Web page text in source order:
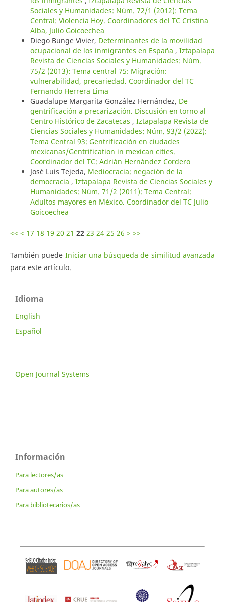
Sociales y Humanidades: Núm. 72/1 (2012): Tema
Central: Violencia Hoy. Coordinadores del TC Cristina
Alba, Julio Goicoechea
Diego Bunge Vivier, Determinantes de la movilidad
ocupacional de los inmigrantes en España , Iztapalapa
Revista de Ciencias Sociales y Humanidades: Núm.
75/2 (2013): Tema central 75: Migración:
vulnerabilidad, precariedad. Coordinador del TC
Fernando Herrera Lima
Guadalupe Margarita González Hernández, De
gentrificación a precarización. Discusión en torno al
Centro Histórico de Zacatecas , Iztapalapa Revista de
Ciencias Sociales y Humanidades: Núm. 93/2 (2022):
Tema Central 93: Gentrificación en ciudades
mexicanas/Gentrification in mexican cities.
Coordinador del TC: Adrián Hernández Cordero
José Luis Tejeda, Mediocracia: negación de la
democracia , Iztapalapa Revista de Ciencias Sociales y
Humanidades: Núm. 71/2 (2011): Tema Central:
Adultos mayores en México. Coordinador del TC Julio
Goicoechea
<< < 17 18 19 20 21 22 23 24 25 26 > >>
También puede Iniciar una búsqueda de similitud avanzada
para este artículo.
Idioma
English
Español
Open Journal Systems
Información
Para lectores/as
Para autores/as
Para bibliotecarios/as